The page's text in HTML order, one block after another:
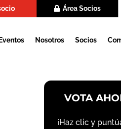
Área Socios
Nosotros Socios
VOTA
¡Haz clic y